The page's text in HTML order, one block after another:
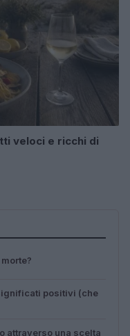
veloci e ricchi di
positivi (che
attraverso una scelta